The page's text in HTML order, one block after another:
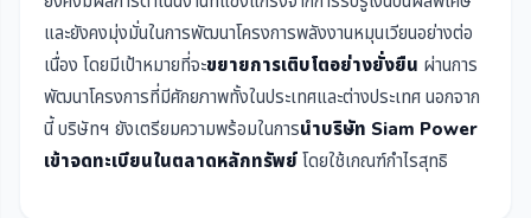
และยังคงมุ่งมั่นในการพัฒนาโครงการพลังงานหมุนเวียนอย่างต่อ
เนื่อง โดยมีเป้าหมายที่จะขยายการเติบโตอย่างยั่งยืน ผ่านการ
พัฒนาโครงการที่มีศักยภาพทั้งในประเทศและต่างประเทศ นอกจาก
นี้ บริษัทฯ ยังเตรียมความพร้อมในการนำบริษัท Siam Power
เข้าจดทะเบียนในตลาดหลักทรัพย์ โดยใช้เกณฑ์กำไรสุทธิ